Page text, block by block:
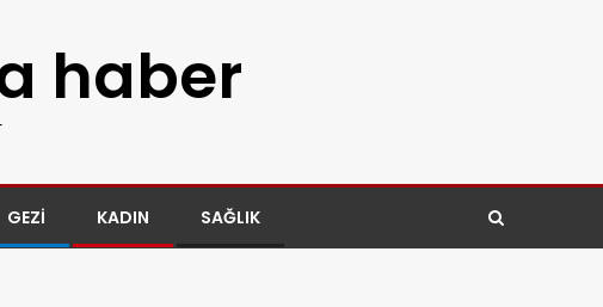
haber
GEZI KADIN SAĞLIK